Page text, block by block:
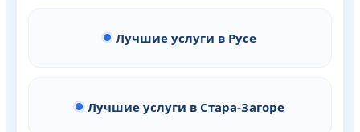
Лучшие услуги в Русе
Лучшие услуги в Стара-Загоре